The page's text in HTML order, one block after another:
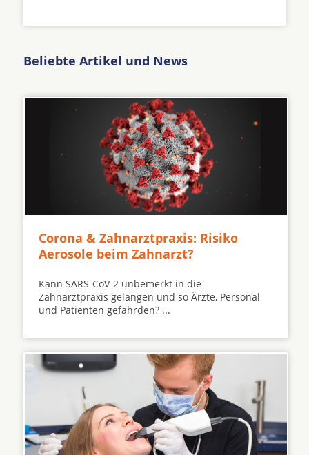
Beliebte Artikel und News
Corona & Zahnarztpraxis: Risiko
Aerosole beim Zahnarzt?
Kann SARS-CoV-2 unbemerkt in die
Zahnarztpraxis gelangen und so Ärzte, Personal
und Patienten gefährden? ...